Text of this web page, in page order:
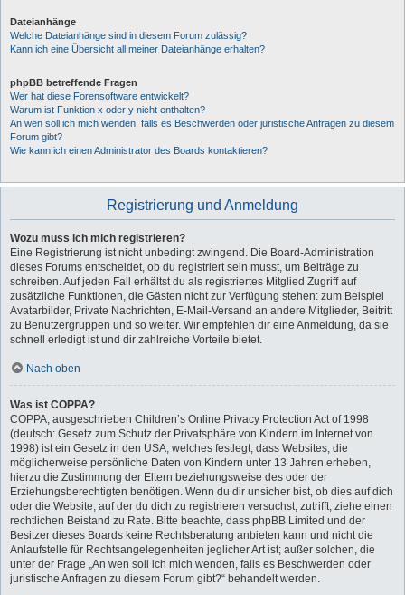
Dateianhänge
Welche Dateianhänge sind in diesem Forum zulässig?
Kann ich eine Übersicht all meiner Dateianhänge erhalten?
phpBB betreffende Fragen
Wer hat diese Forensoftware entwickelt?
Warum ist Funktion x oder y nicht enthalten?
An wen soll ich mich wenden, falls es Beschwerden oder juristische Anfragen zu diesem
Forum gibt?
Wie kann ich einen Administrator des Boards kontaktieren?
Registrierung und Anmeldung
Wozu muss ich mich registrieren?
Eine Registrierung ist nicht unbedingt zwingend. Die Board-Administration
dieses Forums entscheidet, ob du registriert sein musst, um Beiträge zu
schreiben. Auf jeden Fall erhältst du als registriertes Mitglied Zugriff auf
zusätzliche Funktionen, die Gästen nicht zur Verfügung stehen: zum Beispiel
Avatarbilder, Private Nachrichten, E-Mail-Versand an andere Mitglieder, Beitritt
zu Benutzergruppen und so weiter. Wir empfehlen dir eine Anmeldung, da sie
schnell erledigt ist und dir zahlreiche Vorteile bietet.
Nach oben
Was ist COPPA?
COPPA, ausgeschrieben Children’s Online Privacy Protection Act of 1998
(deutsch: Gesetz zum Schutz der Privatsphäre von Kindern im Internet von
1998) ist ein Gesetz in den USA, welches festlegt, dass Websites, die
möglicherweise persönliche Daten von Kindern unter 13 Jahren erheben,
hierzu die Zustimmung der Eltern beziehungsweise des oder der
Erziehungsberechtigten benötigen. Wenn du dir unsicher bist, ob dies auf dich
oder die Website, auf der du dich zu registrieren versuchst, zutrifft, ziehe einen
rechtlichen Beistand zu Rate. Bitte beachte, dass phpBB Limited und der
Besitzer dieses Boards keine Rechtsberatung anbieten kann und nicht die
Anlaufstelle für Rechtsangelegenheiten jeglicher Art ist; außer solchen, die
unter der Frage „An wen soll ich mich wenden, falls es Beschwerden oder
juristische Anfragen zu diesem Forum gibt?“ behandelt werden.